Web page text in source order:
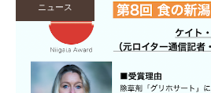
ニュース